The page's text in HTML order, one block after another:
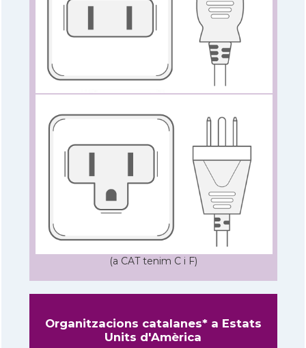
(a CAT tenim C i F)
Organitzacions catalanes* a Estats
Units d'Amèrica